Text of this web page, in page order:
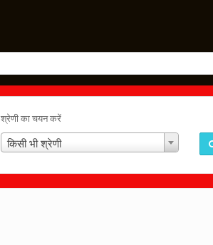
श्रेणी का चयन करें
किसी भी श्रेणी